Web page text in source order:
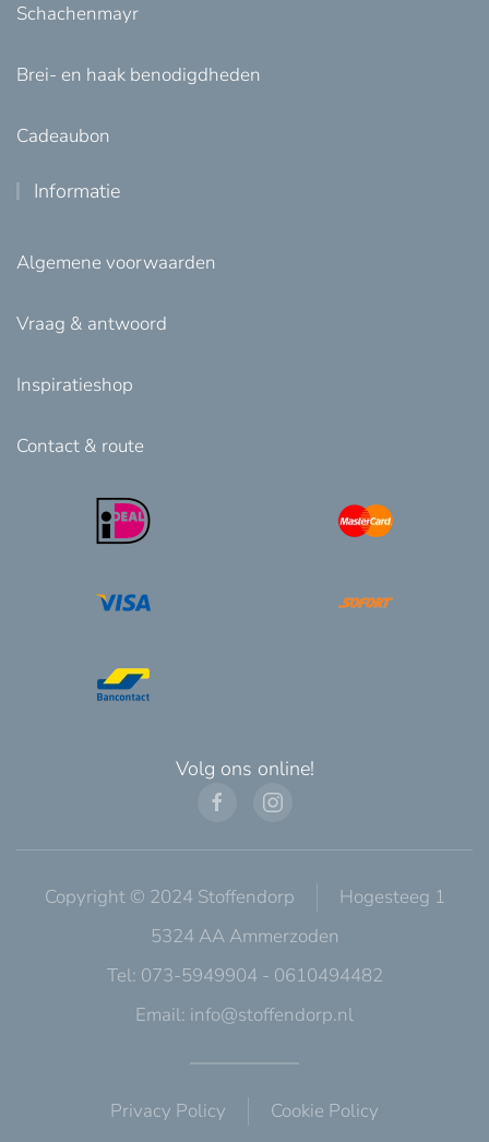
Schachenmayr
Brei- en haak benodigdheden
Cadeaubon
Informatie
Algemene voorwaarden
Vraag & antwoord
Inspiratieshop
Contact & route
Volg ons online!
Copyright © 2024 Stoffendorp
Hogesteeg 1
5324 AA Ammerzoden
Tel: 073-5949904 - 0610494482
Email: info@stoffendorp.nl
Privacy Policy Cookie Policy